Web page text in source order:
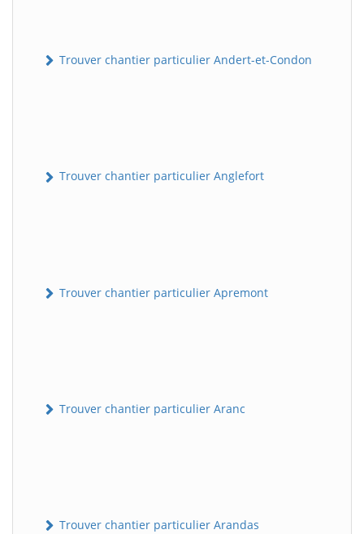
Trouver chantier particulier Andert-et-Condon
Trouver chantier particulier Anglefort
Trouver chantier particulier Apremont
Trouver chantier particulier Aranc
Trouver chantier particulier Arandas